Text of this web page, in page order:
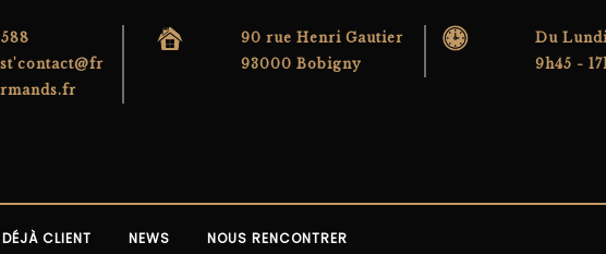
90 rue Henri Gautier
93000 Bobigny
Du
9h45 -
DÉJÀ CLIENT NEWS NOUS RENCONTRER